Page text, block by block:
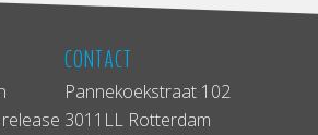
CONTACT
Pannekoekstraat 102
3011LL Rotterdam